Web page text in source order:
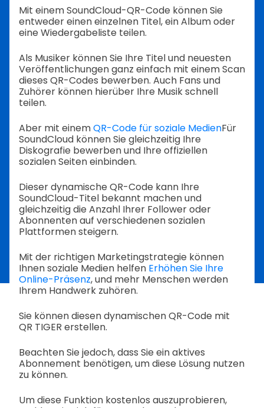
Mit einem SoundCloud-QR-Code können Sie
entweder einen einzelnen Titel, ein Album oder
eine Wiedergabeliste teilen.
Als Musiker können Sie Ihre Titel und neuesten
Veröffentlichungen ganz einfach mit einem Scan
dieses QR-Codes bewerben. Auch Fans und
Zuhörer können hierüber Ihre Musik schnell
teilen.
Aber mit einemQR-Code für soziale MedienFür
SoundCloud können Sie gleichzeitig Ihre
Diskografie bewerben und Ihre offiziellen
sozialen Seiten einbinden.
Dieser dynamische QR-Code kann Ihre
SoundCloud-Titel bekannt machen und
gleichzeitig die Anzahl Ihrer Follower oder
Abonnenten auf verschiedenen sozialen
Plattformen steigern.
Mit der richtigen Marketingstrategie können
Ihnen soziale Medien helfen Erhöhen Sie Ihre
Online-Präsenz, und mehr Menschen werden
Ihrem Handwerk zuhören.
Sie können diesen dynamischen QR-Code mit
QR TIGER erstellen.
Beachten Sie jedoch, dass Sie ein aktives
Abonnement benötigen, um diese Lösung nutzen
zu können.
Um diese Funktion kostenlos auszuprobieren,